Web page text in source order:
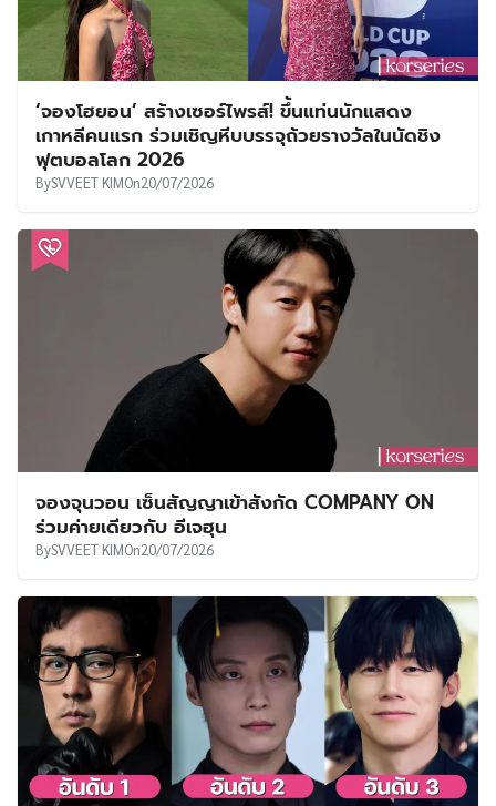
‘จองโฮยอน’ สร้างเซอร์ไพรส์! ขึ้นแท่นนักแสดง
เกาหลีคนแรก ร่วมเชิญหีบบรรจุถ้วยรางวัลในนัดชิง
ฟุตบอลโลก 2026
BySVVEET KIMOn20/07/2026
จองจุนวอน เซ็นสัญญาเข้าสังกัด COMPANY ON
ร่วมค่ายเดียวกับ อีเจฮุน
BySVVEET KIMOn20/07/2026